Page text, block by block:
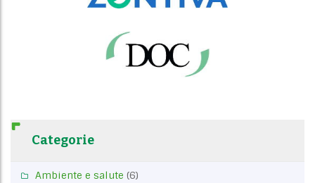
Categorie
Ambiente e salute (6)